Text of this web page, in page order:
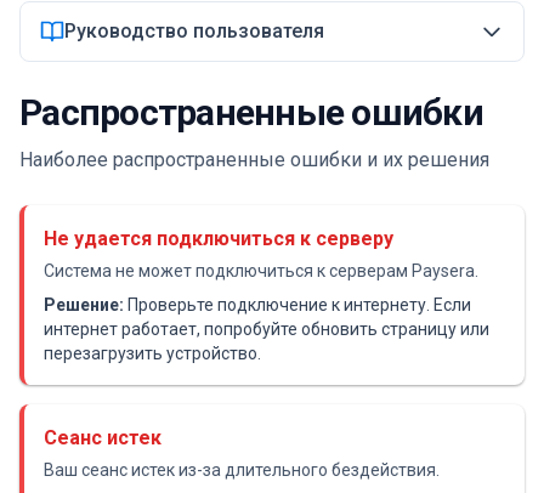
Начать
Руководство пользователя
Распространенные ошибки
Наиболее распространенные ошибки и их решения
Не удается подключиться к серверу
Система не может подключиться к серверам Paysera.
Решение: Проверьте подключение к интернету. Если
интернет работает, попробуйте обновить страницу или
перезагрузить устройство.
Сеанс истек
Ваш сеанс истек из-за длительного бездействия.